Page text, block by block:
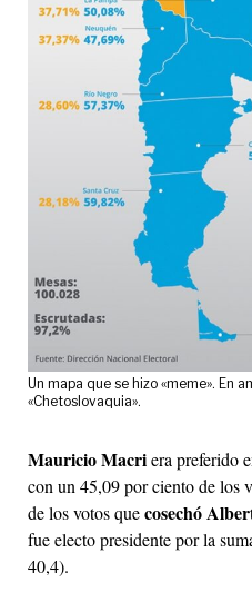
Un mapa que se hizo «meme». En
«Chetoslovaquia».
Mauricio Macriera preferido
con un 45,09 por ciento de los
de los votos quecosechó
fue electo presidente por la
40,4).